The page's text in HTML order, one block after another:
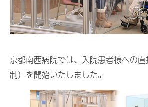
京都南西病院では、入院患者様への
制）を開始いたしました。